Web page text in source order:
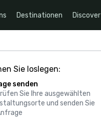
Destinationen Discover
Sie loslegen:
senden
Sie Ihre ausgewählten
und senden Sie